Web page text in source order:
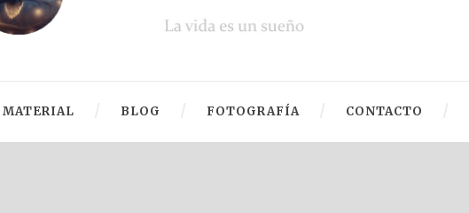
MATERIAL BLOG FOTOGRAFÍA CONTACTO